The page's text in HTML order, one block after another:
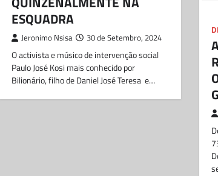
ESQUADRA
Jeronimo Nsisa 30 de Setembro, 2024
O activista e músico de intervenção social
Paulo José Kosi mais conhecido por
Bilionário, filho de Daniel José Teresa e…